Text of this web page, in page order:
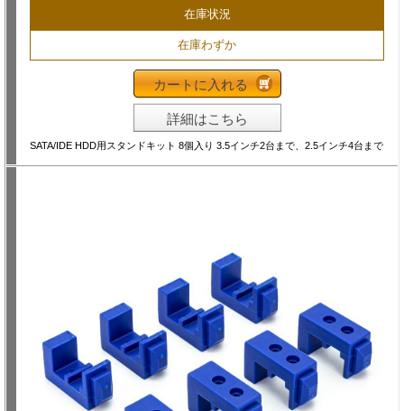
在庫状況
在庫わずか
カートに入れる
詳細はこちら
SATA/IDE HDD用スタンドキット 8個入り 3.5インチ2台まで、2.5インチ4台まで